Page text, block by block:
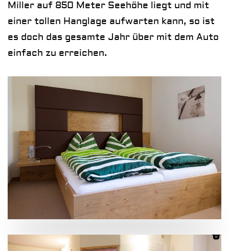
Miller auf 850 Meter Seehöhe liegt und mit
einer tollen Hanglage aufwarten kann, so ist
es doch das gesamte Jahr über mit dem Auto
einfach zu erreichen.